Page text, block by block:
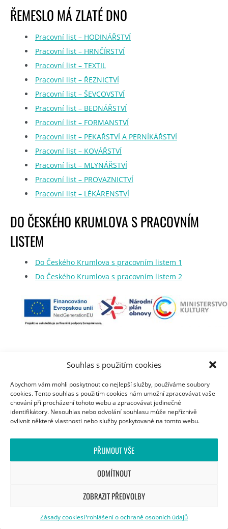
Souhlas s použitím cookies
Abychom vám mohli poskytnout co nejlepší služby, používáme soubory
cookies. Tento souhlas s použitím cookies nám umožní zpracovávat vaše
chování při procházení tohoto webu a zpracovávat jedinečné
identifikátory. Nesouhlas nebo odvolání souhlasu může nepříznivě
ovlivnit některé vlastnosti nebo služby poskytované na tomto webu.
PŘIJMOUT VŠE
ODMÍTNOUT
ZOBRAZIT PŘEDVOLBY
Zásady cookiesProhlášení o ochraně osobních údajů
ŘEMESLO MÁ ZLATÉ DNO
Pracovní list – HODINÁŘSTVÍ
Pracovní list – HRNČÍRSTVÍ
Pracovní list – TEXTIL
Pracovní list – ŘEZNICTVÍ
Pracovní list – ŠEVCOVSTVÍ
Pracovní list – BEDNÁŘSTVÍ
Pracovní list – FORMANSTVÍ
Pracovní list – PEKAŘSTVÍ A PERNÍKÁŘSTVÍ
Pracovní list – KOVÁŘSTVÍ
Pracovní list – MLYNÁŘSTVÍ
Pracovní list – PROVAZNICTVÍ
Pracovní list – LÉKÁRENSTVÍ
DO ČESKÉHO KRUMLOVA S PRACOVNÍM
LISTEM
Do Českého Krumlova s pracovním listem 1
Do Českého Krumlova s pracovním listem 2
ZŘIZOVATEL MUZEA
OTEVÍRACÍ DOBA
9:00 - 12:00 / 12:30 - 17:00 h
Plné vstupné